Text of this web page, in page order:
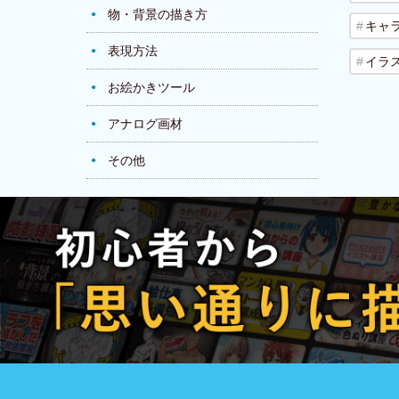
物・背景の描き方
表現方法
お絵かきツール
アナログ画材
その他
キャ
イラ